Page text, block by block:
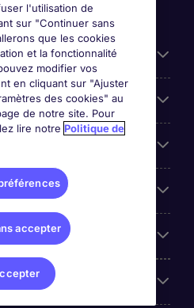
l'utilisation de
sur "Continuer sans
que les cookies
et la fonctionnalité
modifier vos
en cliquant sur "Ajuster
des cookies" au
de notre site. Pour
lire notre Politique de
accepter